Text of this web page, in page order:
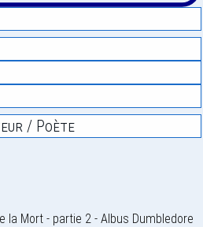
/ Poète
la Mort - partie 2 - Albus Dumbledore